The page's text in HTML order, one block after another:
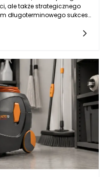
ale także strategicznego
długoterminowego sukcesu
zarządzana, aby utrzymać i